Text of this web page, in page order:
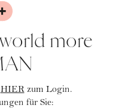
more
HIERzum Login.
für Sie: